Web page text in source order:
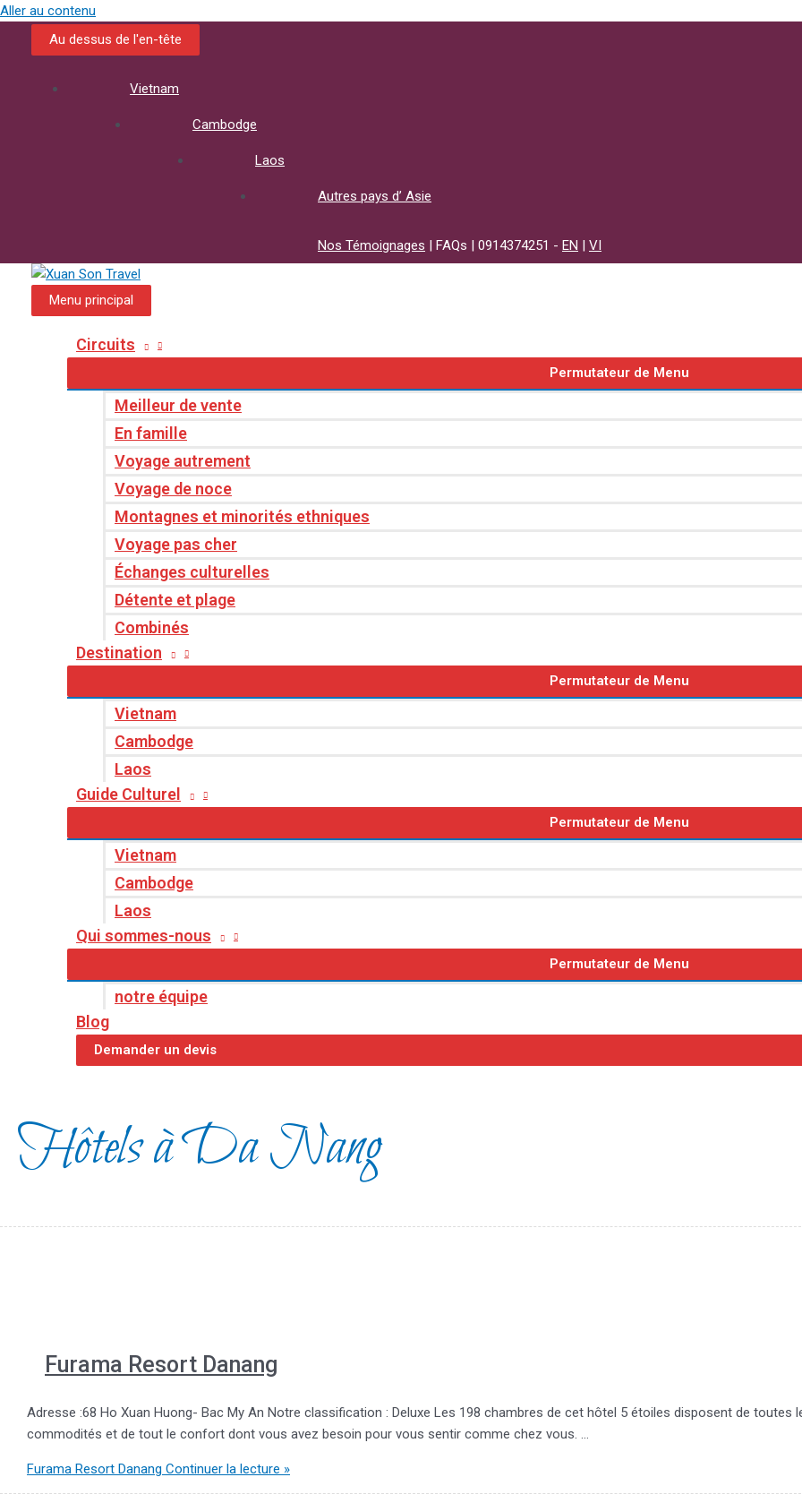
Aller au contenu
Au dessus de l'en-tête
Vietnam
Cambodge
Laos
Autres pays d’ Asie
Nos Témoignages | FAQs | 0914374251 - EN | VI
Menu principal
Circuits
Permutateur de Menu
Meilleur de vente
En famille
Voyage autrement
Voyage de noce
Montagnes et minorités ethniques
Voyage pas cher
Échanges culturelles
Détente et plage
Combinés
Destination
Permutateur de Menu
Vietnam
Cambodge
Laos
Guide Culturel
Permutateur de Menu
Vietnam
Cambodge
Laos
Qui sommes-nous
Permutateur de Menu
notre équipe
Blog
Demander un devis
Hôtels à Da Nang
Furama Resort Danang
Adresse :68 Ho Xuan Huong- Bac My An Notre classification : Deluxe Les 198 chambres de cet hôtel 5 étoiles disposent de toutes
commodités et de tout le confort dont vous avez besoin pour vous sentir comme chez vous. …
Furama Resort Danang Continuer la lecture »